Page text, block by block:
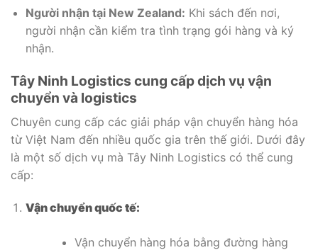
Người nhận tại New Zealand: Khi sách đến nơi,
người nhận cần kiểm tra tình trạng gói hàng và ký
nhận.
Tây Ninh Logistics cung cấp dịch vụ vận
chuyển và logistics
Chuyên cung cấp các giải pháp vận chuyển hàng hóa
từ Việt Nam đến nhiều quốc gia trên thế giới. Dưới đây
là một số dịch vụ mà Tây Ninh Logistics có thể cung
cấp:
Vận chuyển quốc tế:
Vận chuyển hàng hóa bằng đường hàng